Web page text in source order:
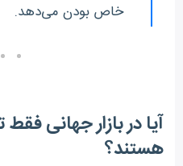
خاص بودن می‌دهد.
آیا در بازار جهانی
هستند؟